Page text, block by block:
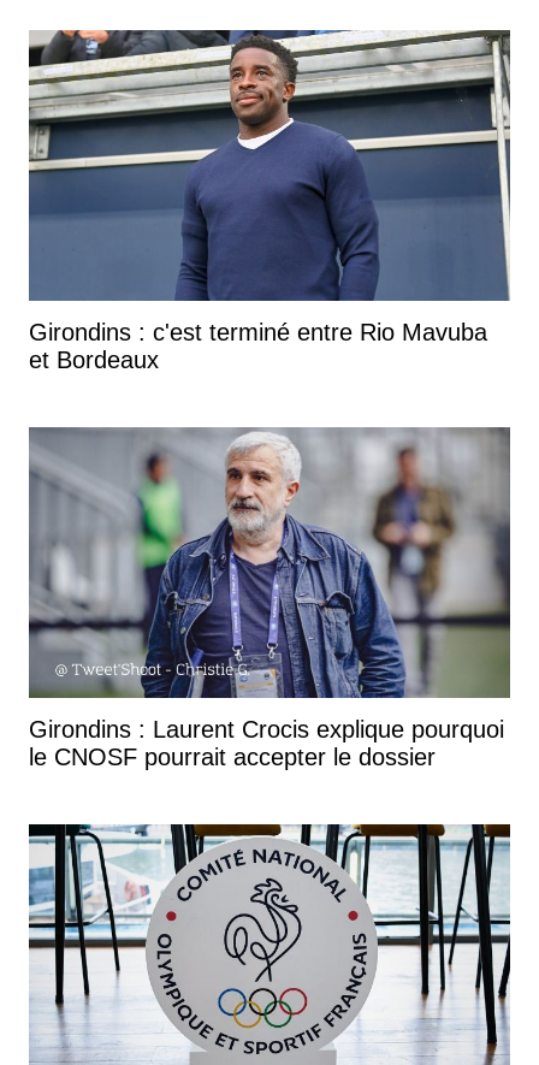
Girondins : c'est terminé entre Rio Mavuba
et Bordeaux
Girondins : Laurent Crocis explique pourquoi
le CNOSF pourrait accepter le dossier